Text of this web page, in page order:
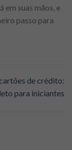
em suas mãos, e
passo para
de crédito:
para iniciantes